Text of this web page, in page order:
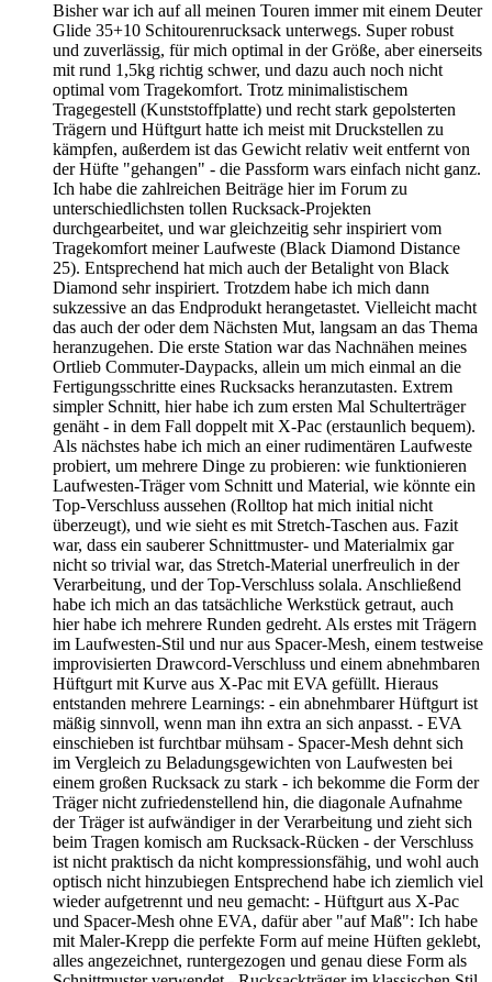
Bisher war ich auf all meinen Touren immer mit einem Deuter
Glide 35+10 Schitourenrucksack unterwegs. Super robust
und zuverlässig, für mich optimal in der Größe, aber einerseits
mit rund 1,5kg richtig schwer, und dazu auch noch nicht
optimal vom Tragekomfort. Trotz minimalistischem
Tragegestell (Kunststoffplatte) und recht stark gepolsterten
Trägern und Hüftgurt hatte ich meist mit Druckstellen zu
kämpfen, außerdem ist das Gewicht relativ weit entfernt von
der Hüfte "gehangen" - die Passform wars einfach nicht ganz.
Ich habe die zahlreichen Beiträge hier im Forum zu
unterschiedlichsten tollen Rucksack-Projekten
durchgearbeitet, und war gleichzeitig sehr inspiriert vom
Tragekomfort meiner Laufweste (Black Diamond Distance
25). Entsprechend hat mich auch der Betalight von Black
Diamond sehr inspiriert. Trotzdem habe ich mich dann
sukzessive an das Endprodukt herangetastet. Vielleicht macht
das auch der oder dem Nächsten Mut, langsam an das Thema
heranzugehen. Die erste Station war das Nachnähen meines
Ortlieb Commuter-Daypacks, allein um mich einmal an die
Fertigungsschritte eines Rucksacks heranzutasten. Extrem
simpler Schnitt, hier habe ich zum ersten Mal Schulterträger
genäht - in dem Fall doppelt mit X-Pac (erstaunlich bequem).
Als nächstes habe ich mich an einer rudimentären Laufweste
probiert, um mehrere Dinge zu probieren: wie funktionieren
Laufwesten-Träger vom Schnitt und Material, wie könnte ein
Top-Verschluss aussehen (Rolltop hat mich initial nicht
überzeugt), und wie sieht es mit Stretch-Taschen aus. Fazit
war, dass ein sauberer Schnittmuster- und Materialmix gar
nicht so trivial war, das Stretch-Material unerfreulich in der
Verarbeitung, und der Top-Verschluss solala. Anschließend
habe ich mich an das tatsächliche Werkstück getraut, auch
hier habe ich mehrere Runden gedreht. Als erstes mit Trägern
im Laufwesten-Stil und nur aus Spacer-Mesh, einem testweise
improvisierten Drawcord-Verschluss und einem abnehmbaren
Hüftgurt mit Kurve aus X-Pac mit EVA gefüllt. Hieraus
entstanden mehrere Learnings: - ein abnehmbarer Hüftgurt ist
mäßig sinnvoll, wenn man ihn extra an sich anpasst. - EVA
einschieben ist furchtbar mühsam - Spacer-Mesh dehnt sich
im Vergleich zu Beladungsgewichten von Laufwesten bei
einem großen Rucksack zu stark - ich bekomme die Form der
Träger nicht zufriedenstellend hin, die diagonale Aufnahme
der Träger ist aufwändiger in der Verarbeitung und zieht sich
beim Tragen komisch am Rucksack-Rücken - der Verschluss
ist nicht praktisch da nicht kompressionsfähig, und wohl auch
optisch nicht hinzubiegen Entsprechend habe ich ziemlich viel
wieder aufgetrennt und neu gemacht: - Hüftgurt aus X-Pac
und Spacer-Mesh ohne EVA, dafür aber "auf Maß": Ich habe
mit Maler-Krepp die perfekte Form auf meine Hüften geklebt,
alles angezeichnet, runtergezogen und genau diese Form als